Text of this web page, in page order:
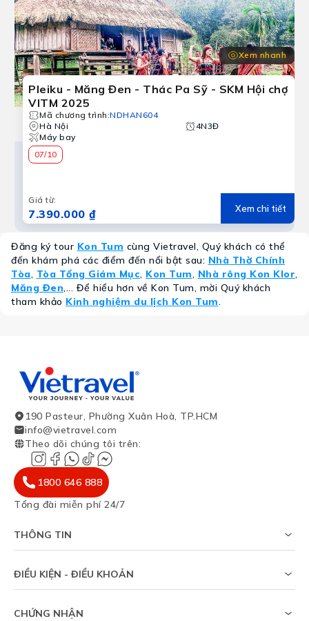
Xem nhanh
Pleiku - Măng Đen - Thác Pa Sỹ - SKM Hội chợ
VITM 2025
Mã chương trình:NDHAN604
Hà Nội
4N3Đ
Máy bay
07/10
Giá từ:
7.390.000 ₫ Xem chi tiết
Đăng ký tour Kon Tum cùng Vietravel, Quý khách có thể
đến khám phá các điểm đến nổi bật sau: Nhà Thờ Chính
Tòa, Tòa Tổng Giám Mục, Kon Tum, Nhà rông Kon Klor,
Măng Đen,... Để hiểu hơn về Kon Tum, mời Quý khách
tham khảo Kinh nghiệm du lịch Kon Tum.
190 Pasteur, Phường Xuân Hoà, TP.HCM
info@vietravel.com
Theo dõi chúng tôi trên:
1800 646 888
Tổng đài miễn phí 24/7
THÔNG TIN
Khảo sát tỷ lệ đạt visa
Sitemap
ĐIỀU KIỆN - ĐIỀU KHOẢN
Thỏa thuận sử dụng
CHỨNG NHẬN